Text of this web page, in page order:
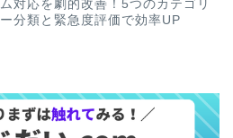
ム対応を劇的改善！5つのカテゴリ
ー分類と緊急度評価で効率UP